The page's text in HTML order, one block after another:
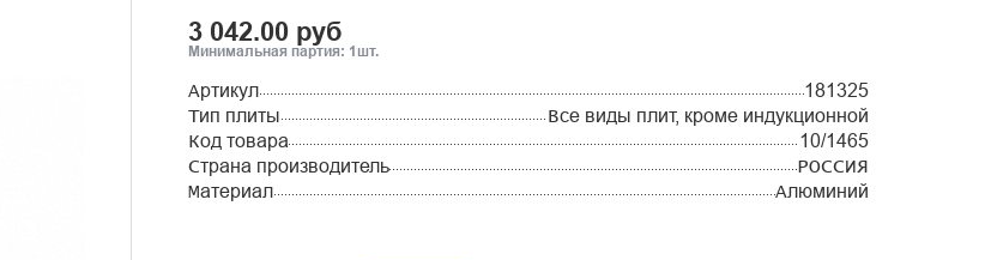
3 042.00 руб
Минимальная партия: 1шт.
Артикул
181325
Тип плиты
Все виды плит, кроме индукционной
Код товара
10/1465
Страна производитель
РОССИЯ
Материал
Алюминий